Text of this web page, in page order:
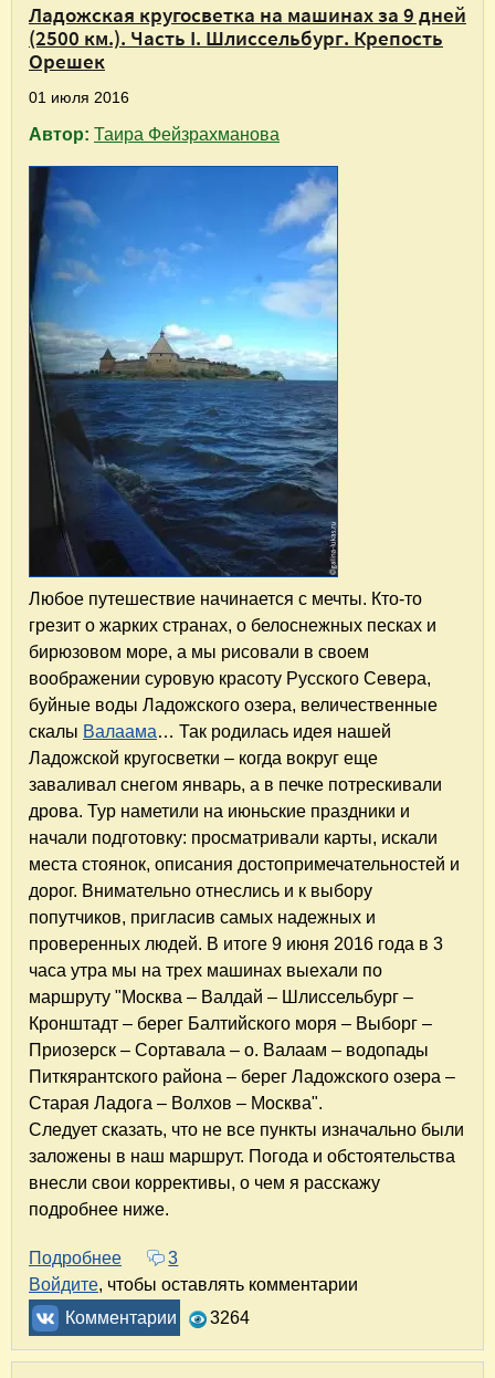
Ладожская кругосветка на машинах за 9 дней
(2500 км.). Часть I. Шлиссельбург. Крепость
Орешек
01 июля 2016
Автор: Таира Фейзрахманова
Любое путешествие начинается с мечты. Кто-то
грезит о жарких странах, о белоснежных песках и
бирюзовом море, а мы рисовали в своем
воображении суровую красоту Русского Севера,
буйные воды Ладожского озера, величественные
скалы Валаама… Так родилась идея нашей
Ладожской кругосветки – когда вокруг еще
заваливал снегом январь, а в печке потрескивали
дрова. Тур наметили на июньские праздники и
начали подготовку: просматривали карты, искали
места стоянок, описания достопримечательностей и
дорог. Внимательно отнеслись и к выбору
попутчиков, пригласив самых надежных и
проверенных людей. В итоге 9 июня 2016 года в 3
часа утра мы на трех машинах выехали по
маршруту "Москва – Валдай – Шлиссельбург –
Кронштадт – берег Балтийского моря – Выборг –
Приозерск – Сортавала – о. Валаам – водопады
Питкярантского района – берег Ладожского озера –
Старая Ладога – Волхов – Москва".
Следует сказать, что не все пункты изначально были
заложены в наш маршрут. Погода и обстоятельства
внесли свои коррективы, о чем я расскажу
подробнее ниже.
Подробнее о Ладожская кругосветка на машинах за 9
3
Войдите, чтобы оставлять комментарии
Комментарии
3264